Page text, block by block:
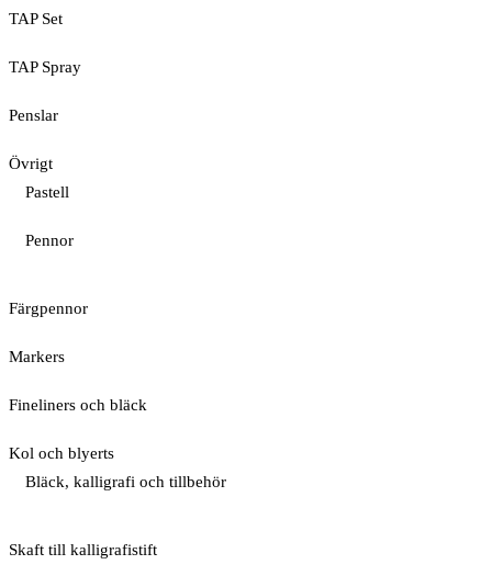
TAP Set
TAP Spray
Penslar
Övrigt
Pastell
Pennor
Färgpennor
Markers
Fineliners och bläck
Kol och blyerts
Bläck, kalligrafi och tillbehör
Skaft till kalligrafistift